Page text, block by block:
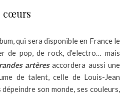
cœurs
qui sera disponible en France le
de pop, de rock, d’electro… mais
artèresaccordera aussi une
de talent, celle de Louis-Jean
son monde, ses couleurs,